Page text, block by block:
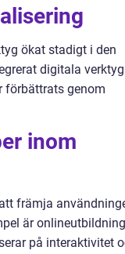
ökat stadigt i den
digitala
förbättrats genom
inom
främja
är
på interaktivitet